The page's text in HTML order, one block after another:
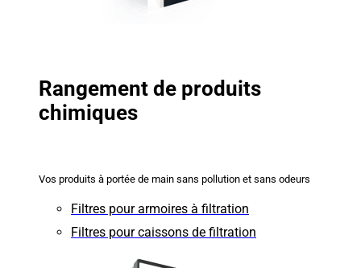
Rangement de produits
chimiques
Vos produits à portée de main sans pollution et sans odeurs
Filtres pour armoires à filtration
Filtres pour caissons de filtration